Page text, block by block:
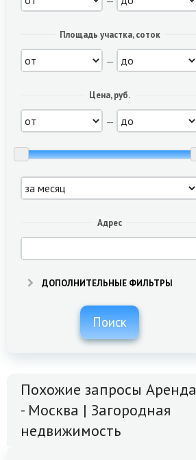
Площадь участка, соток
—
Цена, руб.
—
Адрес
ДОПОЛНИТЕЛЬНЫЕ ФИЛЬТРЫ
Поиск
Похожие запросы Аренда
- Москва | Загородная
недвижимость